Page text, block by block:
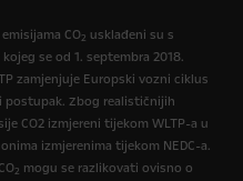
CO2 usklađeni su s
se od 1. septembra 2018.
zamjenjuje Europski vozni ciklus
postupak. Zbog realističnijih
CO2 izmjereni tijekom WLTP-a u
izmjerenima tijekom NEDC-a.
2 mogu se razlikovati ovisno o